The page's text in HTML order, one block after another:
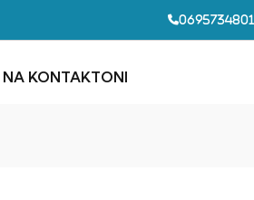
0695734801
NA KONTAKTONI